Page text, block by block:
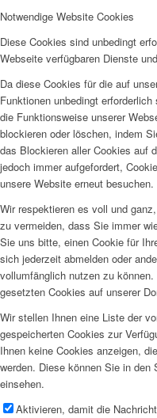
Notwendige Website Cookies
Diese Cookies sind unbedingt
Webseite verfügbaren Dienste
Da diese Cookies für die auf
Funktionen unbedingt
die Funktionsweise unserer
blockieren oder löschen, indem
das Blockieren aller Cookies auf
jedoch immer aufgefordert,
unsere Website erneut besuchen.
Wir respektieren es voll und
zu vermeiden, dass Sie immer
Sie uns bitte, einen Cookie für
sich jederzeit abmelden oder
vollumfänglich nutzen zu
gesetzten Cookies auf unserer
Wir stellen Ihnen eine Liste der
gespeicherten Cookies zur
Ihnen keine Cookies anzeigen,
werden. Diese können Sie in
einsehen.
Aktivieren, damit die